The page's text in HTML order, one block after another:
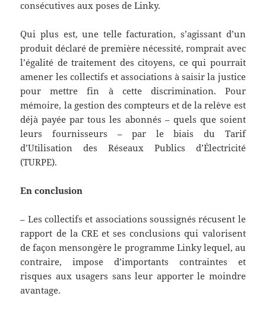
consécutives aux poses de Linky.
Qui plus est, une telle facturation, s’agissant d’un
produit déclaré de première nécessité, romprait avec
l’égalité de traitement des citoyens, ce qui pourrait
amener les collectifs et associations à saisir la justice
pour mettre fin à cette discrimination. Pour
mémoire, la gestion des compteurs et de la relève est
déjà payée par tous les abonnés – quels que soient
leurs fournisseurs – par le biais du Tarif
d’Utilisation des Réseaux Publics d’Électricité
(TURPE).
En conclusion
– Les collectifs et associations soussignés récusent le
rapport de la CRE et ses conclusions qui valorisent
de façon mensongère le programme Linky lequel, au
contraire, impose d’importants contraintes et
risques aux usagers sans leur apporter le moindre
avantage.